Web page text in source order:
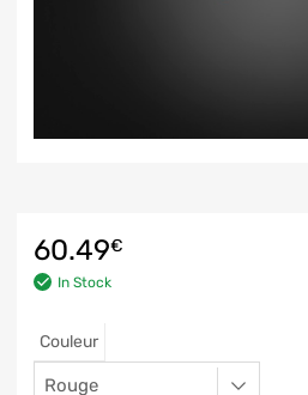
60.49€
In Stock
Couleur